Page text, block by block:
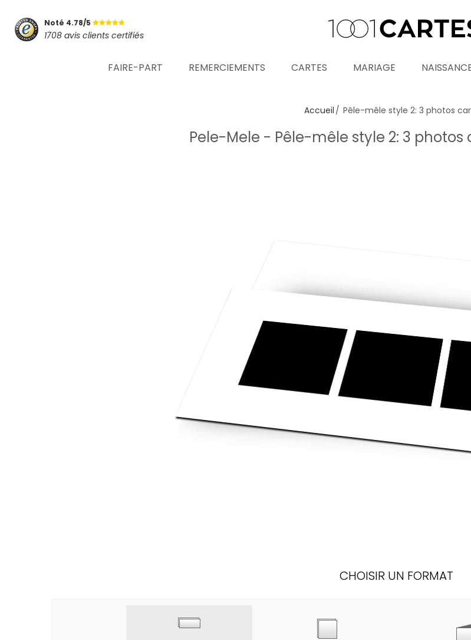
Noté 4.78/5
1708 avis clients certifiés
FAIRE-PART REMERCIEMENTS CARTES MARIAGE
Mot de passe oublié ?
Accueil Pêle-mêle style 2: 3 photos
Pele-Mele - Pêle-mêle style 2: 3 photos
CHOISIR UN FORMAT